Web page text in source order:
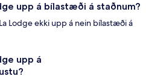
upp á bílastæði á staðnum?
Lodge ekki upp á nein bílastæði á
upp á